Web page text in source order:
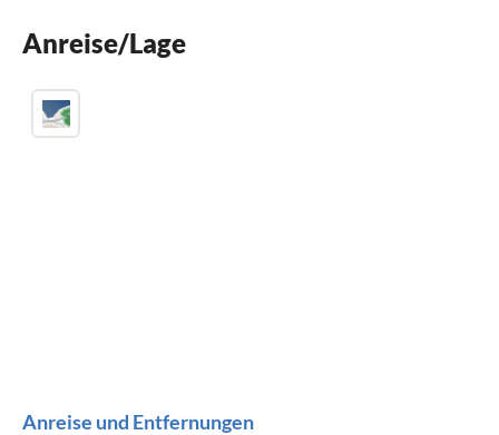
Anreise/Lage
Anreise und Entfernungen